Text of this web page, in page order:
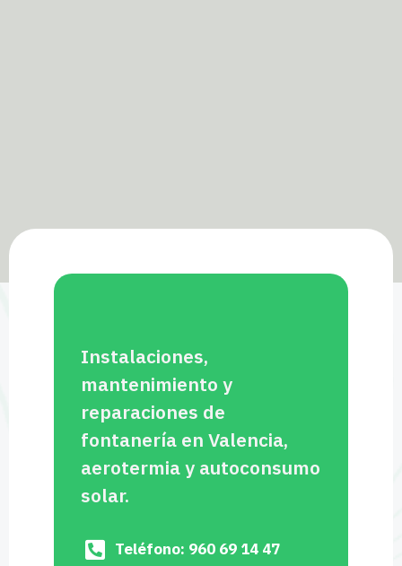
Instalaciones,
mantenimiento y
reparaciones de
fontanería en Valencia,
aerotermia y autoconsumo
solar.
Teléfono: 960 69 14 47